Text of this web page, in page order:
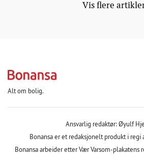
Vis flere
Alt om bolig.
Ansvarlig redaktør: Øyulf
Bonansa er et redaksjonelt produkt i regi
Bonansa arbeider etter Vær Varsom-plakatens